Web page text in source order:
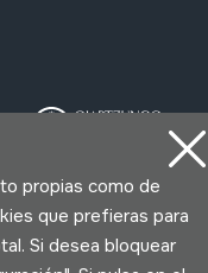
privacidad
propias como de
que prefieras para
Si desea bloquear